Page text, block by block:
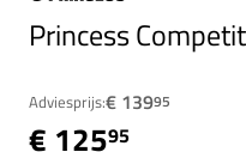
Princess
Adviesprijs:€ 13995
€ 12595